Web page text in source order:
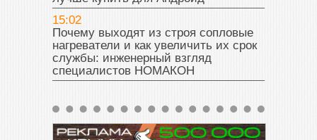
15:02
Почему выходят из строя сопловые
нагреватели и как увеличить их срок
службы: инженерный взгляд
специалистов НОМАКОН